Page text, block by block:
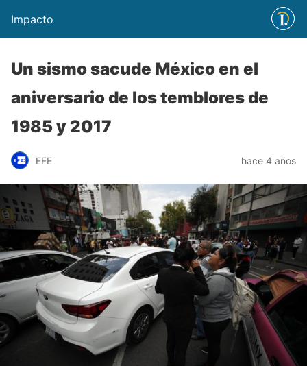
Impacto
Un sismo sacude México en el
aniversario de los temblores de
1985 y 2017
EFE hace 4 años